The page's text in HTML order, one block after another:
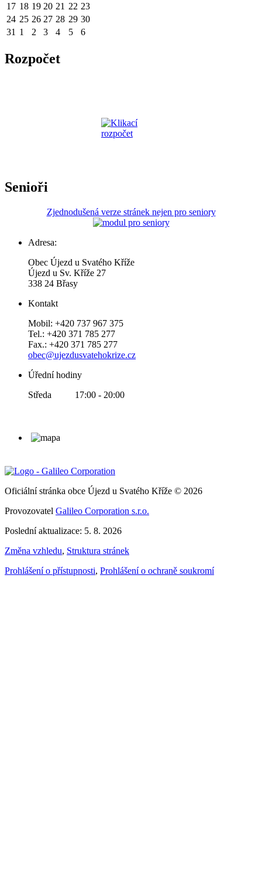
17 18 19 20 21 22 23
24 25 26 27 28 29 30
31 1 2 3 4 5 6
Rozpočet
Senioři
Zjednodušená verze stránek nejen pro seniory
Adresa:
Obec Újezd u Svatého Kříže
Újezd u Sv. Kříže 27
338 24 Břasy
Kontakt
Mobil: +420 737 967 375
Tel.: +420 371 785 277
Fax.: +420 371 785 277
obec@ujezdusvatehokrize.cz
Úřední hodiny
Středa 17:00 - 20:00
Oficiální stránka obce Újezd u Svatého Kříže © 2026
Provozovatel Galileo Corporation s.r.o.
Poslední aktualizace: 5. 8. 2026
Změna vzhledu, Struktura stránek
Prohlášení o přístupnosti, Prohlášení o ochraně soukromí